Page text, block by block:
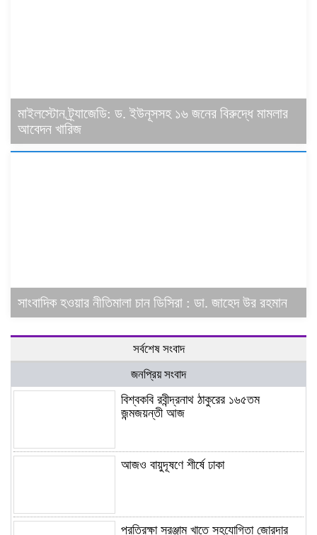
মাইলস্টোন ট্র্যাজেডি: ড. ইউনূসসহ ১৬ জনের বিরুদ্ধে মামলার
আবেদন খারিজ
সাংবাদিক হওয়ার নীতিমালা চান ডিসিরা : ডা. জাহেদ উর রহমান
সর্বশেষ সংবাদ
জনপ্রিয় সংবাদ
বিশ্বকবি রবীন্দ্রনাথ ঠাকুরের ১৬৫তম
জন্মজয়ন্তী আজ
আজও বায়ুদূষণে শীর্ষে ঢাকা
প্রতিরক্ষা সরঞ্জাম খাতে সহযোগিতা জোরদার